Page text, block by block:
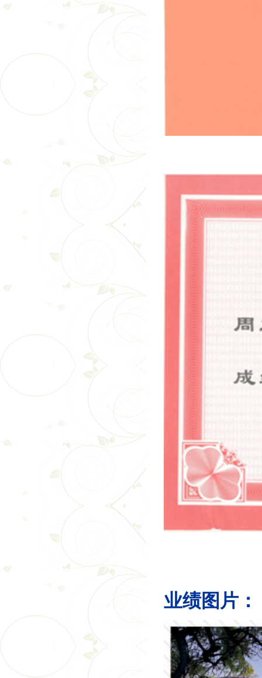
业绩图片：